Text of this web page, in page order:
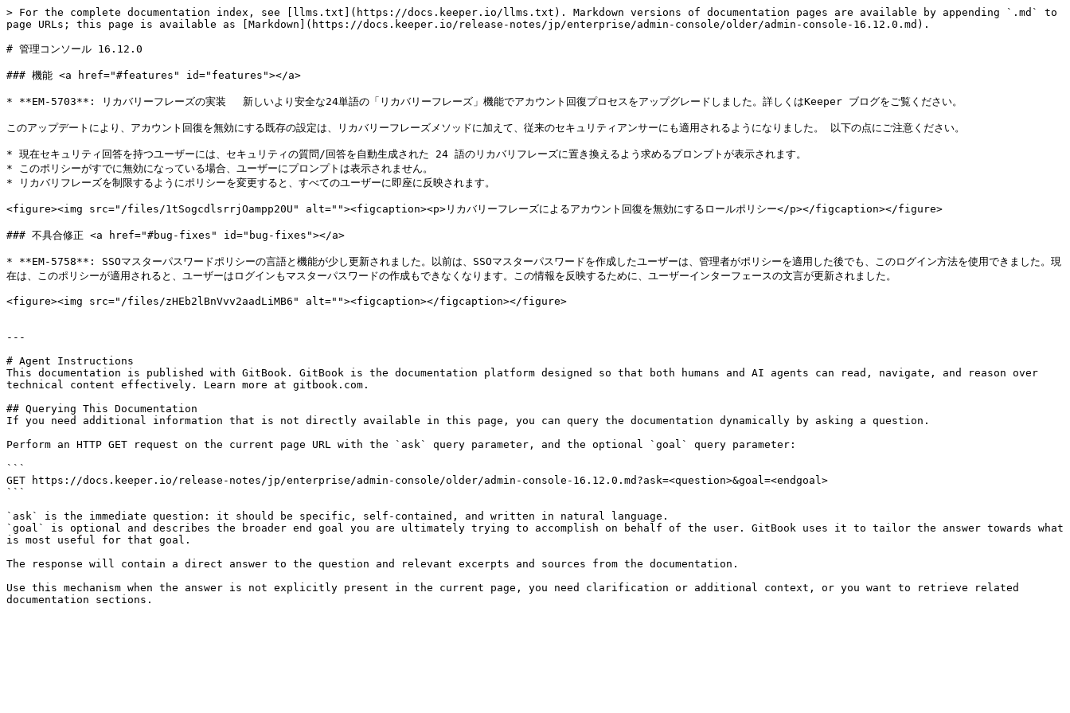
> For the complete documentation index, see [llms.txt](https://docs.keeper.io/llms.txt). Markdown versions of documentation pages are available by appending `.md` to
page URLs; this page is available as [Markdown](https://docs.keeper.io/release-notes/jp/enterprise/admin-console/older/admin-console-16.12.0.md).
# 管理コンソール 16.12.0
### 機能 <a href="#features" id="features"></a>
* **EM-5703**: リカバリーフレーズの実装 　新しいより安全な24単語の「リカバリーフレーズ」機能でアカウント回復プロセスをアップグレードしました。詳しくはKeeper ブログをご覧ください。
このアップデートにより、アカウント回復を無効にする既存の設定は、リカバリーフレーズメソッドに加えて、従来のセキュリティアンサーにも適用されるようになりました。 以下の点にご注意ください。
* 現在セキュリティ回答を持つユーザーには、セキュリティの質問/回答を自動生成された 24 語のリカバリフレーズに置き換えるよう求めるプロンプトが表示されます。
* このポリシーがすでに無効になっている場合、ユーザーにプロンプトは表示されません。
* リカバリフレーズを制限するようにポリシーを変更すると、すべてのユーザーに即座に反映されます。
<figure><img src="/files/1tSogcdlsrrjOampp20U" alt=""><figcaption><p>リカバリーフレーズによるアカウント回復を無効にするロールポリシー</p></figcaption></figure>
### 不具合修正 <a href="#bug-fixes" id="bug-fixes"></a>
* **EM-5758**: SSOマスターパスワードポリシーの言語と機能が少し更新されました。以前は、SSOマスターパスワードを作成したユーザーは、管理者がポリシーを適用した後でも、このログイン方法を使用できました。現
在は、このポリシーが適用されると、ユーザーはログインもマスターパスワードの作成もできなくなります。この情報を反映するために、ユーザーインターフェースの文言が更新されました。
<figure><img src="/files/zHEb2lBnVvv2aadLiMB6" alt=""><figcaption></figcaption></figure>
---
# Agent Instructions
This documentation is published with GitBook. GitBook is the documentation platform designed so that both humans and AI agents can read, navigate, and reason over
technical content effectively. Learn more at gitbook.com.
## Querying This Documentation
If you need additional information that is not directly available in this page, you can query the documentation dynamically by asking a question.
Perform an HTTP GET request on the current page URL with the `ask` query parameter, and the optional `goal` query parameter:
```
GET https://docs.keeper.io/release-notes/jp/enterprise/admin-console/older/admin-console-16.12.0.md?ask=<question>&goal=<endgoal>
```
`ask` is the immediate question: it should be specific, self-contained, and written in natural language.
`goal` is optional and describes the broader end goal you are ultimately trying to accomplish on behalf of the user. GitBook uses it to tailor the answer towards what
is most useful for that goal.
The response will contain a direct answer to the question and relevant excerpts and sources from the documentation.
Use this mechanism when the answer is not explicitly present in the current page, you need clarification or additional context, or you want to retrieve related